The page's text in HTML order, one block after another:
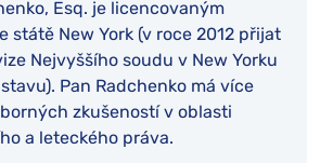
Esq. je licencovaným
státě New York (v roce 2012 přijat
Nejvyššího soudu v New Yorku
Pan Radchenko má více
zkušeností v oblasti
a leteckého práva.